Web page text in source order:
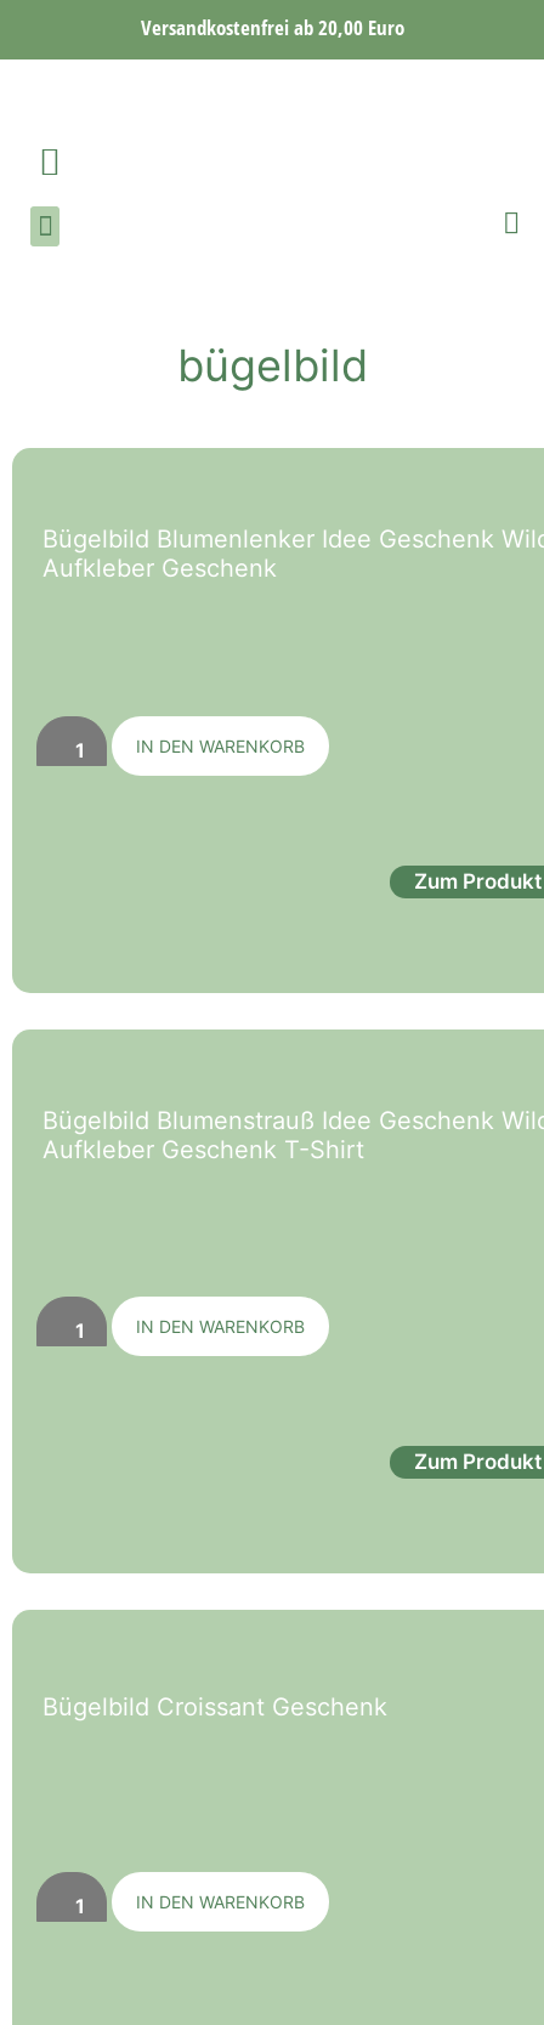
Versandkostenfrei ab 20,00 Euro
bügelbild
Bügelbild Blumenlenker Idee Geschenk
Aufkleber Geschenk
IN DEN WARENKORB
Zum Produkt
Bügelbild Blumenstrauß Idee Geschenk
Aufkleber Geschenk T-Shirt
IN DEN WARENKORB
Zum Produkt
Bügelbild Croissant Geschenk
IN DEN WARENKORB